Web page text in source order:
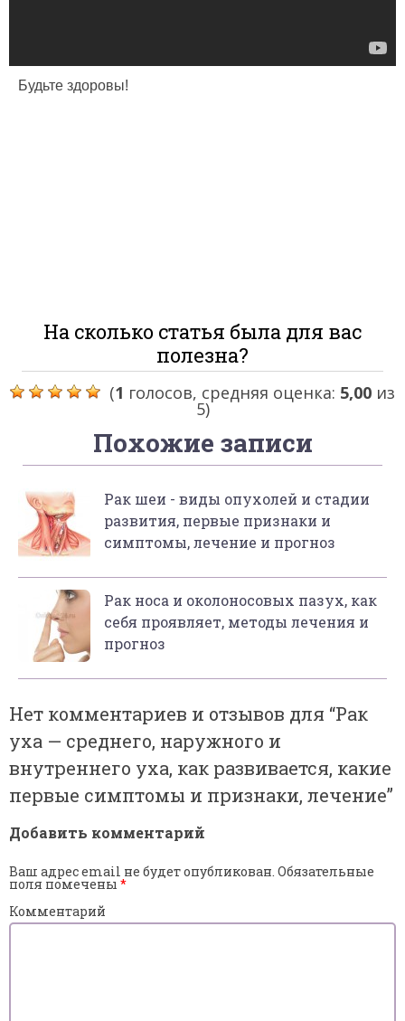
Будьте здоровы!
На сколько статья была для вас
полезна?
(1 голосов, средняя оценка: 5,00 из
5)
Похожие записи
Рак шеи - виды опухолей и стадии
развития, первые признаки и
симптомы, лечение и прогноз
Рак носа и околоносовых пазух, как
себя проявляет, методы лечения и
прогноз
Нет комментариев и отзывов для “Рак
уха — среднего, наружного и
внутреннего уха, как развивается, какие
первые симптомы и признаки, лечение”
Добавить комментарий
Ваш адрес email не будет опубликован. Обязательные
поля помечены *
Комментарий